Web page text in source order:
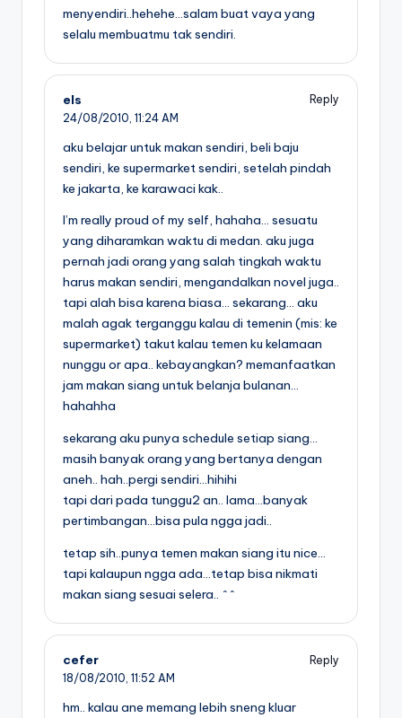
menyendiri..hehehe…salam buat vaya yang
selalu membuatmu tak sendiri.
els
Reply
24/08/2010, 11:24 AM
aku belajar untuk makan sendiri, beli baju
sendiri, ke supermarket sendiri, setelah pindah
ke jakarta, ke karawaci kak..
I’m really proud of my self, hahaha… sesuatu
yang diharamkan waktu di medan. aku juga
pernah jadi orang yang salah tingkah waktu
harus makan sendiri, mengandalkan novel juga..
tapi alah bisa karena biasa… sekarang… aku
malah agak terganggu kalau di temenin (mis: ke
supermarket) takut kalau temen ku kelamaan
nunggu or apa.. kebayangkan? memanfaatkan
jam makan siang untuk belanja bulanan…
hahahha
sekarang aku punya schedule setiap siang…
masih banyak orang yang bertanya dengan
aneh.. hah..pergi sendiri…hihihi
tapi dari pada tunggu2 an.. lama…banyak
pertimbangan…bisa pula ngga jadi..
tetap sih..punya temen makan siang itu nice…
tapi kalaupun ngga ada…tetap bisa nikmati
makan siang sesuai selera.. ^^
cefer
Reply
18/08/2010, 11:52 AM
hm.. kalau ane memang lebih sneng kluar